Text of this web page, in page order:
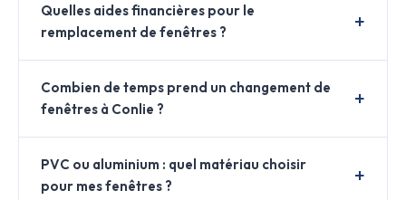
Quelles aides financières pour le
remplacement de fenêtres ?
Combien de temps prend un changement de
fenêtres à Conlie ?
PVC ou aluminium : quel matériau choisir
pour mes fenêtres ?